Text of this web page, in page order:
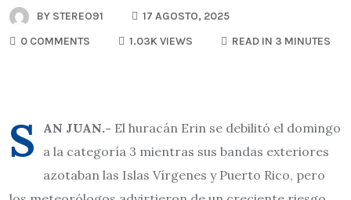
BY STEREO91
17 AGOSTO, 2025
0 COMMENTS
1.03K VIEWS READ IN 3 MINUTES
S AN JUAN.- El huracán Erin se debilitó el domingo
a la categoría 3 mientras sus bandas exteriores
azotaban las Islas Vírgenes y Puerto Rico, pero